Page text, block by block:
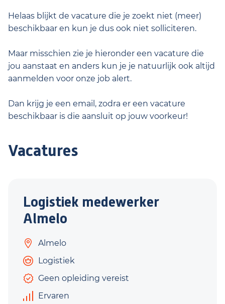
Helaas blijkt de vacature die je zoekt niet (meer)
beschikbaar en kun je dus ook niet solliciteren.
Maar misschien zie je hieronder een vacature die
jou aanstaat en anders kun je je natuurlijk ook altijd
aanmelden voor onze job alert.
Dan krijg je een email, zodra er een vacature
beschikbaar is die aansluit op jouw voorkeur!
Vacatures
Logistiek medewerker
Almelo
Almelo
Logistiek
Geen opleiding vereist
Ervaren